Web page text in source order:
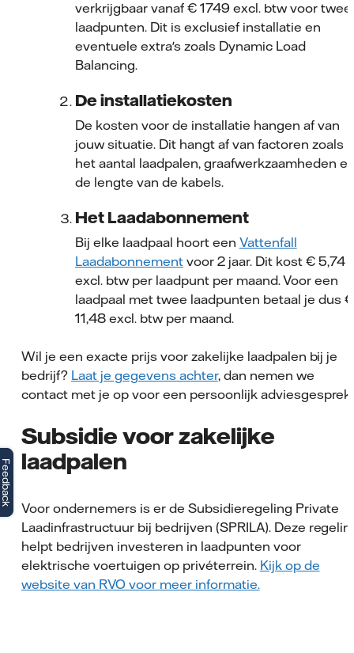
verkrijgbaar vanaf € 1749 excl. btw voor twee
laadpunten. Dit is exclusief installatie en
eventuele extra's zoals Dynamic Load
Balancing.
De installatiekosten
De kosten voor de installatie hangen af van
jouw situatie. Dit hangt af van factoren zoals
het aantal laadpalen, graafwerkzaamheden
de lengte van de kabels.
Het Laadabonnement
Bij elke laadpaal hoort een Vattenfall
Laadabonnementvoor 2 jaar. Dit kost € 5,74
excl. btw per laadpunt per maand. Voor een
laadpaal met twee laadpunten betaal je dus €
11,48 excl. btw per maand.
Wil je een exacte prijs voor zakelijke laadpalen bij je
bedrijf? Laat je gegevens achter, dan nemen we
contact met je op voor een persoonlijk adviesgesprek.
Subsidie voor zakelijke
laadpalen
Voor ondernemers is er de Subsidieregeling Private
Laadinfrastructuur bij bedrijven (SPRILA). Deze
helpt bedrijven investeren in laadpunten voor
elektrische voertuigen op privéterrein. Kijk op de
website van RVO voor meer informatie.
Feedback